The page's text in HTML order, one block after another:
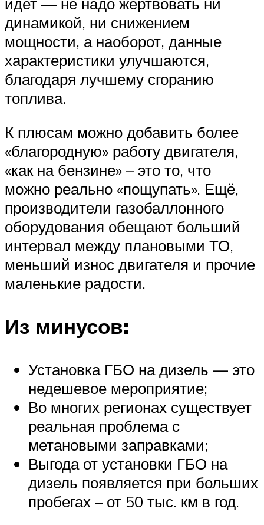
динамикой, ни снижением
мощности, а наоборот, данные
характеристики улучшаются,
благодаря лучшему сгоранию
топлива.
К плюсам можно добавить более
«благородную» работу двигателя,
«как на бензине» – это то, что
можно реально «пощупать». Ещё,
производители газобаллонного
оборудования обещают больший
интервал между плановыми ТО,
меньший износ двигателя и прочие
маленькие радости.
Из минусов:
Установка ГБО на дизель — это
недешевое мероприятие;
Во многих регионах существует
реальная проблема с
метановыми заправками;
Выгода от установки ГБО на
дизель появляется при больших
пробегах – от 50 тыс. км в год.